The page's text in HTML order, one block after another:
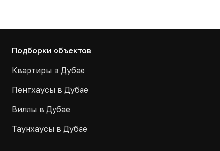
Подборки объектов
Квартиры в Дубае
Пентхаусы в Дубае
Виллы в Дубае
Таунхаусы в Дубае